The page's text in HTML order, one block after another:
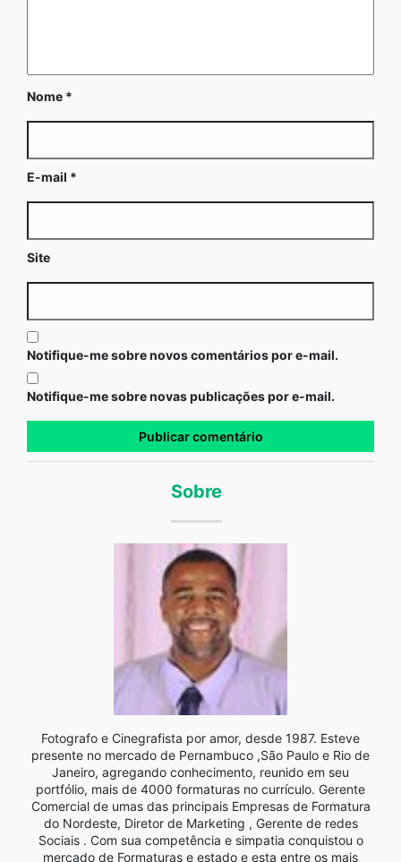
Nome *
E-mail *
Site
Notifique-me sobre novos comentários por e-mail.
Notifique-me sobre novas publicações por e-mail.
Sobre
Fotografo e Cinegrafista por amor, desde 1987. Esteve
presente no mercado de Pernambuco ,São Paulo e Rio de
Janeiro, agregando conhecimento, reunido em seu
portfólio, mais de 4000 formaturas no currículo. Gerente
Comercial de umas das principais Empresas de Formatura
do Nordeste, Diretor de Marketing , Gerente de redes
Sociais . Com sua competência e simpatia conquistou o
mercado de Formaturas e estado e esta entre os mais